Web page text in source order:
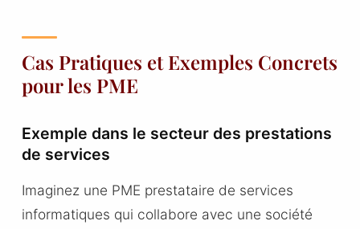
Cas Pratiques et Exemples Concrets
pour les PME
Exemple dans le secteur des prestations
de services
Imaginez une PME prestataire de services
informatiques qui collabore avec une société